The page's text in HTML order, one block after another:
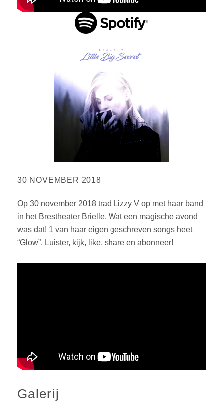
30 NOVEMBER 2018
Op 30 november 2018 trad Lizzy V op met haar band
in het Brestheater Brielle. Wat een magische avond
was dat! 1 van haar eigen geschreven songs heet
“Glow”. Luister, kijk, like, share en abonneer!
Galerij